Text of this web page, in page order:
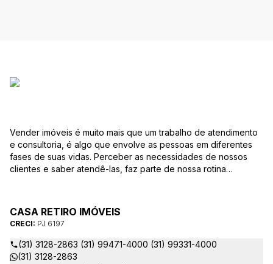
Vender imóveis é muito mais que um trabalho de atendimento
e consultoria, é algo que envolve as pessoas em diferentes
fases de suas vidas. Perceber as necessidades de nossos
clientes e saber atendê-las, faz parte de nossa rotina
qualidade e criatividade, desde o desenvolvimento do
produto até o pós-venda. Com uma equipe experiente e
dinâmica, a Casa Retiro oferece aos vendedores,
construtores, incorporadores e investidores consultoria em
avaliação imobiliária, estudo de viabilidade, desenvolvimento
CASA RETIRO IMÓVEIS
CRECI: PJ 6197
(31) 3128-2863 (31) 99471-4000 (31) 99331-4000
(31) 3128-2863